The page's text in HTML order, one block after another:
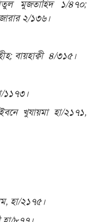
মুজতাহিদ ১/৪৭০;
২/১৩৬।
বায়হাক্বী ৪/৩১৫।
১১৭৩।
খুযায়মা হা/২১৭১,
হা/২১৭৫।